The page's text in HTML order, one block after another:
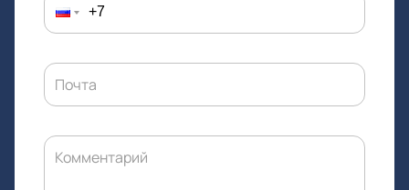
Почта
Комментарий